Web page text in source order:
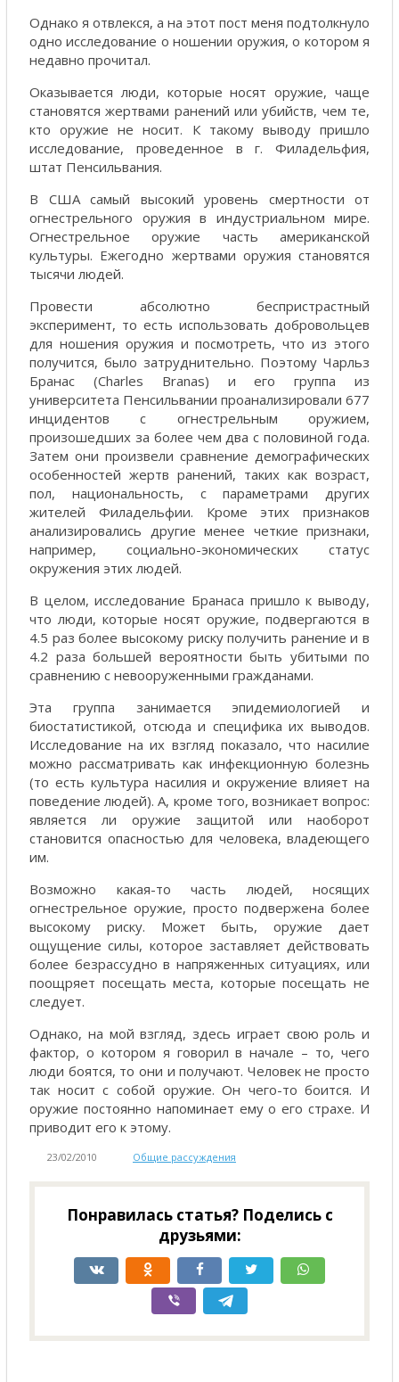
Однако я отвлекся, а на этот пост меня подтолкнуло
одно исследование о ношении оружия, о котором я
недавно прочитал.
Оказывается люди, которые носят оружие, чаще
становятся жертвами ранений или убийств, чем те,
кто оружие не носит. К такому выводу пришло
исследование, проведенное в г. Филадельфия,
штат Пенсильвания.
В США самый высокий уровень смертности от
огнестрельного оружия в индустриальном мире.
Огнестрельное оружие часть американской
культуры. Ежегодно жертвами оружия становятся
тысячи людей.
Провести абсолютно беспристрастный
эксперимент, то есть использовать добровольцев
для ношения оружия и посмотреть, что из этого
получится, было затруднительно. Поэтому Чарльз
Бранас (Charles Branas) и его группа из
университета Пенсильвании проанализировали 677
инцидентов с огнестрельным оружием,
произошедших за более чем два с половиной года.
Затем они произвели сравнение демографических
особенностей жертв ранений, таких как возраст,
пол, национальность, с параметрами других
жителей Филадельфии. Кроме этих признаков
анализировались другие менее четкие признаки,
например, социально-экономических статус
окружения этих людей.
В целом, исследование Бранаса пришло к выводу,
что люди, которые носят оружие, подвергаются в
4.5 раз более высокому риску получить ранение и в
4.2 раза большей вероятности быть убитыми по
сравнению с невооруженными гражданами.
Эта группа занимается эпидемиологией и
биостатистикой, отсюда и специфика их выводов.
Исследование на их взгляд показало, что насилие
можно рассматривать как инфекционную болезнь
(то есть культура насилия и окружение влияет на
поведение людей). А, кроме того, возникает вопрос:
является ли оружие защитой или наоборот
становится опасностью для человека, владеющего
им.
Возможно какая-то часть людей, носящих
огнестрельное оружие, просто подвержена более
высокому риску. Может быть, оружие дает
ощущение силы, которое заставляет действовать
более безрассудно в напряженных ситуациях, или
поощряет посещать места, которые посещать не
следует.
Однако, на мой взгляд, здесь играет свою роль и
фактор, о котором я говорил в начале – то, чего
люди боятся, то они и получают. Человек не просто
так носит с собой оружие. Он чего-то боится. И
оружие постоянно напоминает ему о его страхе. И
приводит его к этому.
23/02/2010 Общие рассуждения
Понравилась статья? Поделись с
друзьями: